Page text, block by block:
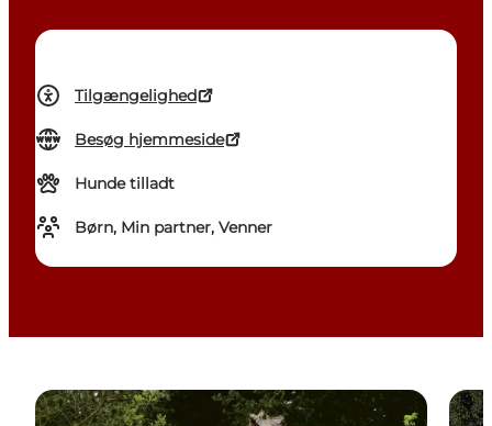
Tilgængelighed
Besøg hjemmeside
Hunde tilladt
Børn, Min partner, Venner